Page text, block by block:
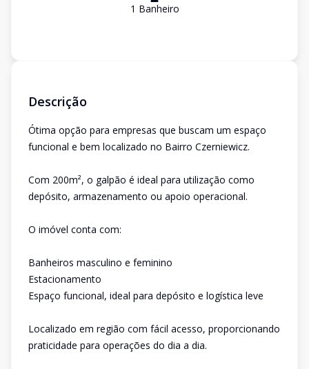
1 Banheiro
Descrição
Ótima opção para empresas que buscam um espaço
funcional e bem localizado no Bairro Czerniewicz.
Com 200m², o galpão é ideal para utilização como
depósito, armazenamento ou apoio operacional.
O imóvel conta com:
Banheiros masculino e feminino
Estacionamento
Espaço funcional, ideal para depósito e logística leve
Localizado em região com fácil acesso, proporcionando
praticidade para operações do dia a dia.